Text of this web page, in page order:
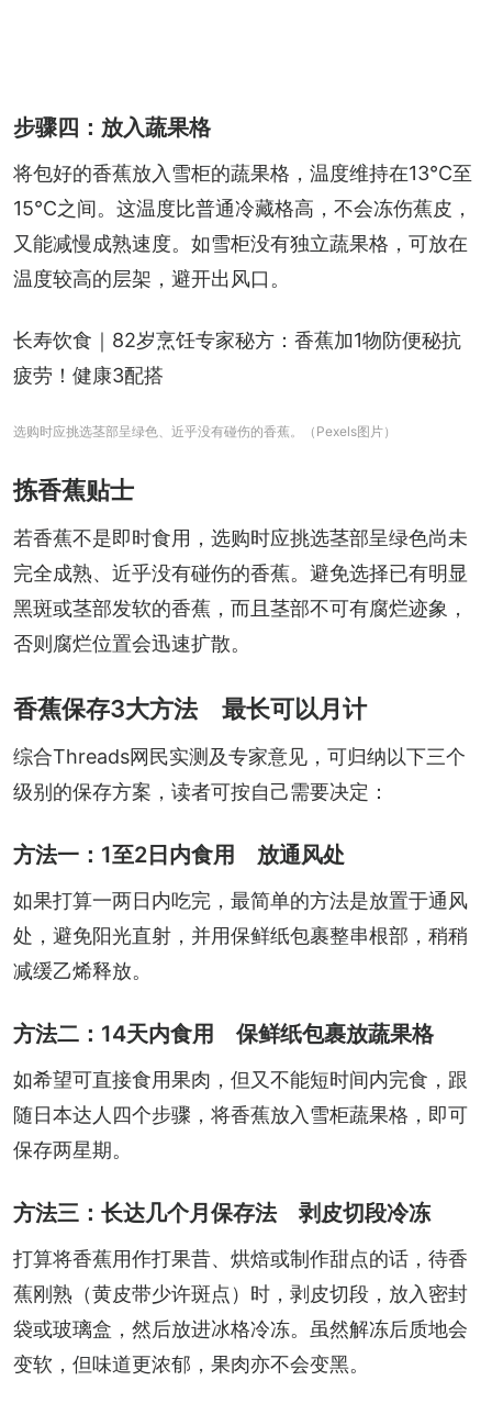
步骤四：放入蔬果格
将包好的香蕉放入雪柜的蔬果格，温度维持在13°C至
15°C之间。这温度比普通冷藏格高，不会冻伤蕉皮，
又能减慢成熟速度。如雪柜没有独立蔬果格，可放在
温度较高的层架，避开出风口。
长寿饮食｜82岁烹饪专家秘方：香蕉加1物防便秘抗
疲劳！健康3配搭
选购时应挑选茎部呈绿色、近乎没有碰伤的香蕉。（Pexels图片）
拣香蕉贴士
若香蕉不是即时食用，选购时应挑选茎部呈绿色尚未
完全成熟、近乎没有碰伤的香蕉。避免选择已有明显
黑斑或茎部发软的香蕉，而且茎部不可有腐烂迹象，
否则腐烂位置会迅速扩散。
香蕉保存3大方法 最长可以月计
综合Threads网民实测及专家意见，可归纳以下三个
级别的保存方案，读者可按自己需要决定：
方法一：1至2日内食用 放通风处
如果打算一两日内吃完，最简单的方法是放置于通风
处，避免阳光直射，并用保鲜纸包裹整串根部，稍稍
减缓乙烯释放。
方法二：14天内食用 保鲜纸包裹放蔬果格
如希望可直接食用果肉，但又不能短时间内完食，跟
随日本达人四个步骤，将香蕉放入雪柜蔬果格，即可
保存两星期。
方法三：长达几个月保存法 剥皮切段冷冻
打算将香蕉用作打果昔、烘焙或制作甜点的话，待香
蕉刚熟（黄皮带少许斑点）时，剥皮切段，放入密封
袋或玻璃盒，然后放进冰格冷冻。虽然解冻后质地会
变软，但味道更浓郁，果肉亦不会变黑。